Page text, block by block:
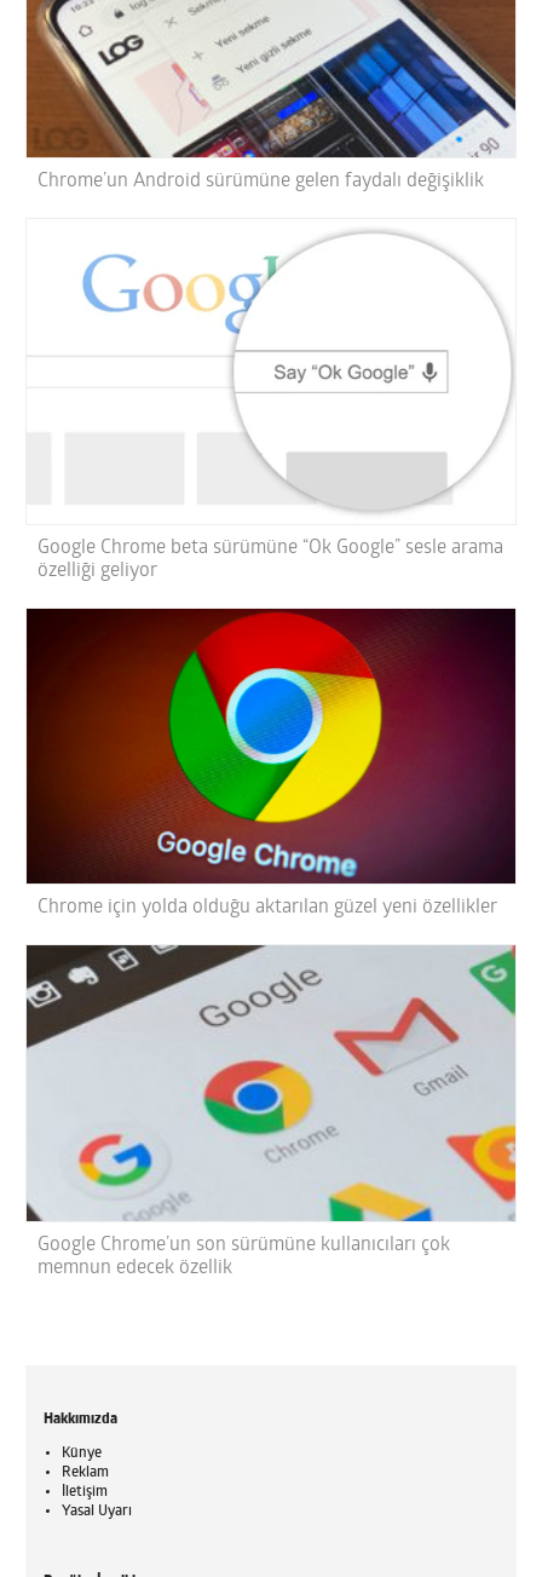
Chrome’un Android sürümüne gelen faydalı değişiklik
Google Chrome beta sürümüne “Ok Google” sesle arama
özelliği geliyor
Chrome için yolda olduğu aktarılan güzel yeni özellikler
Google Chrome’un son sürümüne kullanıcıları çok
memnun edecek özellik
Hakkımızda
Künye
Reklam
İletişim
Yasal Uyarı